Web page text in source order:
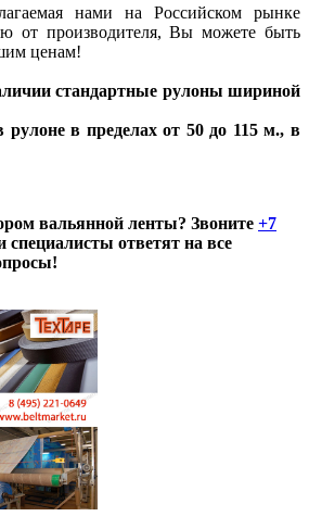
нами на Российском рынке
от производителя, Вы можете быть
ценам!
стандартные рулоны шириной
рулоне в пределах от 50 до 115 м., в
вальянной ленты? Звоните +7
специалисты ответят на все